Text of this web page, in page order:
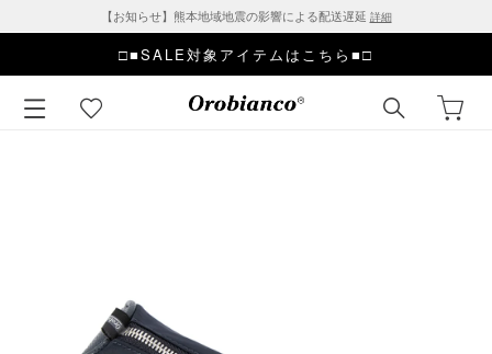
【お知らせ】熊本地域地震の影響による配送遅延 詳細
□■SALE対象アイテムはこちら■□